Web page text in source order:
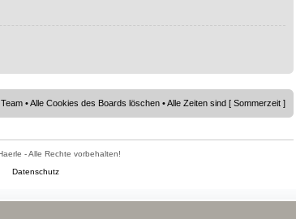
•Alle Cookies des Boards löschen • Alle Zeiten sind [ Sommerzeit ]
- Alle Rechte vorbehalten!
Datenschutz